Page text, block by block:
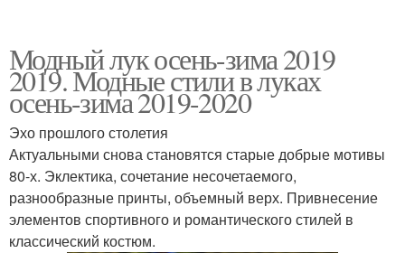
Модный лук осень-зима 2019
2019. Модные стили в луках
осень-зима 2019-2020
Эхо прошлого столетия
Актуальными снова становятся старые добрые мотивы
80-х. Эклектика, сочетание несочетаемого,
разнообразные принты, объемный верх. Привнесение
элементов спортивного и романтического стилей в
классический костюм.